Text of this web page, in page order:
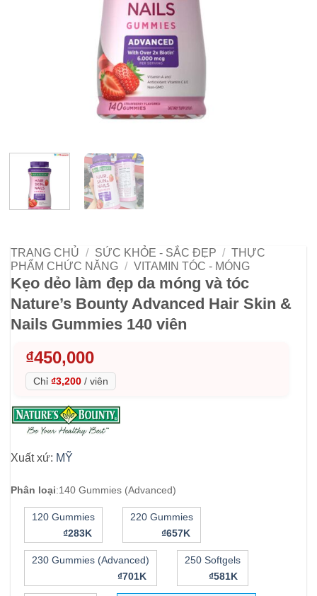
TRANG CHỦ / SỨC KHỎE - SẮC ĐẸP / THỰC
PHẨM CHỨC NĂNG / VITAMIN TÓC - MÓNG
Kẹo dẻo làm đẹp da móng và tóc
Nature’s Bounty Advanced Hair Skin &
Nails Gummies 140 viên
₫450,000
Chỉ ₫3,200 / viên
Xuất xứ: MỸ
Phân loại:140 Gummies (Advanced)
120 Gummies
₫283K
220 Gummies
₫657K
230 Gummies (Advanced)
₫701K
250 Softgels
₫581K